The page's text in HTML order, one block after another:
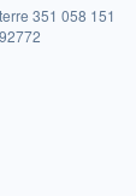
351 058 151